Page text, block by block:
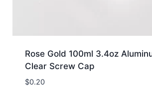
Rose Gold 100ml 3.4oz
Clear Screw Cap
$0.20